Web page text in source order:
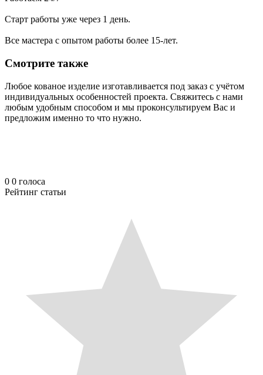
Старт работы уже через 1 день.
Все мастера с опытом работы более 15-лет.
Смотрите также
Любое кованое изделие изготавливается под заказ с учётом
индивидуальных особенностей проекта. Свяжитесь с нами
любым удобным способом и мы проконсультируем Вас и
предложим именно то что нужно.
0 0 голоса
Рейтинг статьи